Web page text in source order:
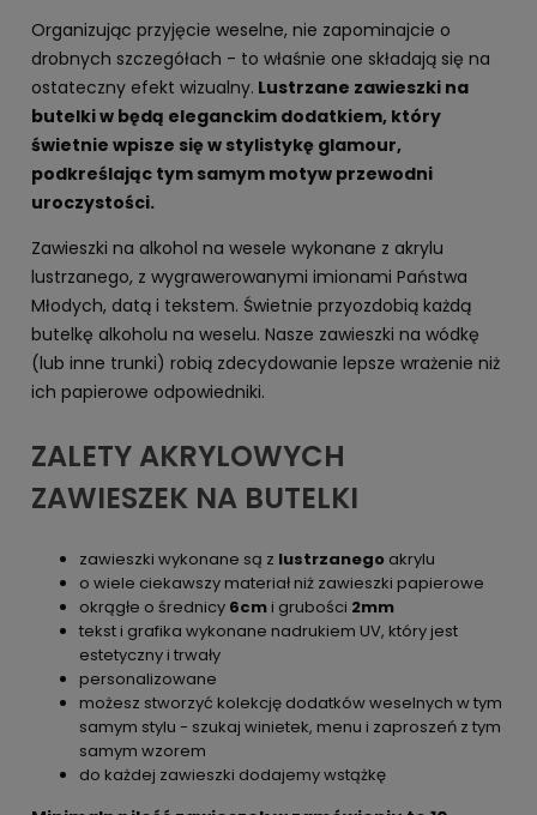
Organizując przyjęcie weselne, nie zapominajcie o
drobnych szczegółach - to właśnie one składają się na
ostateczny efekt wizualny. Lustrzane zawieszki na
butelki w będą eleganckim dodatkiem, który
świetnie wpisze się w stylistykę glamour,
podkreślając tym samym motyw przewodni
uroczystości.
Zawieszki na alkohol na wesele wykonane z akrylu
lustrzanego, z wygrawerowanymi imionami Państwa
Młodych, datą i tekstem. Świetnie przyozdobią każdą
butelkę alkoholu na weselu. Nasze zawieszki na wódkę
(lub inne trunki) robią zdecydowanie lepsze wrażenie niż
ich papierowe odpowiedniki.
ZALETY AKRYLOWYCH
ZAWIESZEK NA BUTELKI
zawieszki wykonane są z lustrzanego akrylu
o wiele ciekawszy materiał niż zawieszki papierowe
okrągłe o średnicy 6cm i grubości 2mm
tekst i grafika wykonane nadrukiem UV, który jest
estetyczny i trwały
personalizowane
możesz stworzyć kolekcję dodatków weselnych w tym
samym stylu - szukaj winietek, menu i zaproszeń z tym
samym wzorem
do każdej zawieszki dodajemy wstążkę